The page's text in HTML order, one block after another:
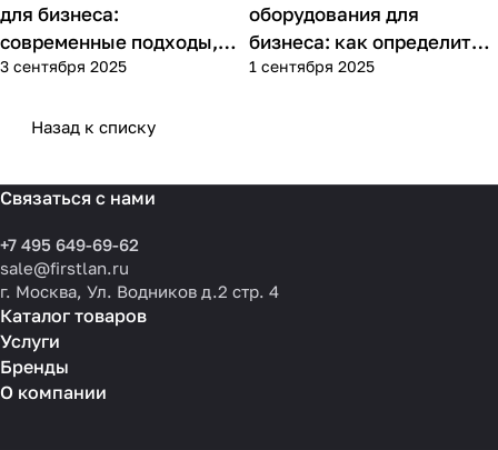
для бизнеса:
современные подходы,
практика применения и
3 сентября 2025
оборудования для
бизнеса: как определить
потребности компании и
1 сентября 2025
Назад к списку
Связаться с нами
+7 495 649-69-62
sale@firstlan.ru
г. Москва, Ул. Водников д.2 стр. 4
Каталог товаров
Услуги
Бренды
О компании